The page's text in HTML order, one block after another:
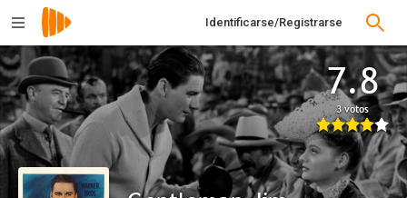
Identificarse/Registrarse
7.8
3 votos